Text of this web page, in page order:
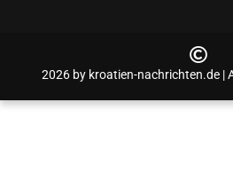
2026 by kroatien-nachrichten.de |